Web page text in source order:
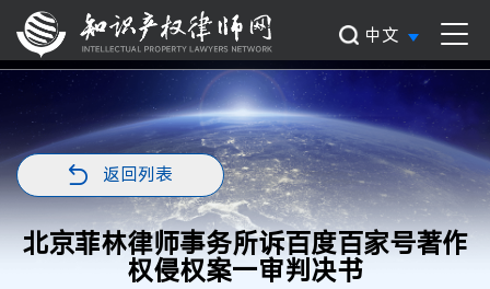
中文
返回列表
北京菲林律师事务所诉百度百家号著作
权侵权案一审判决书